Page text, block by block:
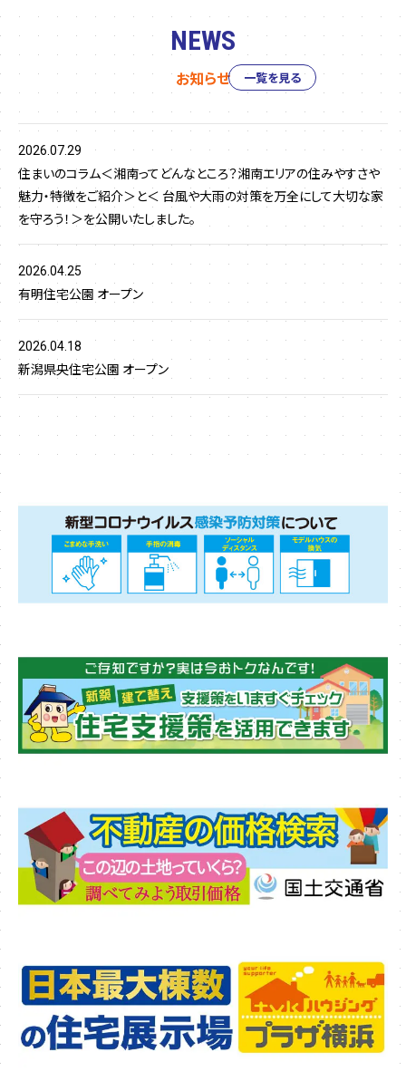
NEWS
お知らせ
2026.07.29
住まいのコラム＜湘南ってどんなところ？湘南エリアの住みやすさや
魅力・特徴をご紹介＞と＜ 台風や大雨の対策を万全にして大切な家
を守ろう！＞を公開いたしました。
2026.04.25
有明住宅公園 オープン
2026.04.18
新潟県央住宅公園 オープン
一覧を見る